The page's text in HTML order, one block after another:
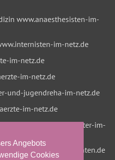
Angebots
Cookies
www.anaesthesisten-im-
im-netz.de
im-netz.de
im-netz.de
und-jugendreha-im-netz.de
im-netz.de
und-psychiater-im-
hilft-krebspatienten.de